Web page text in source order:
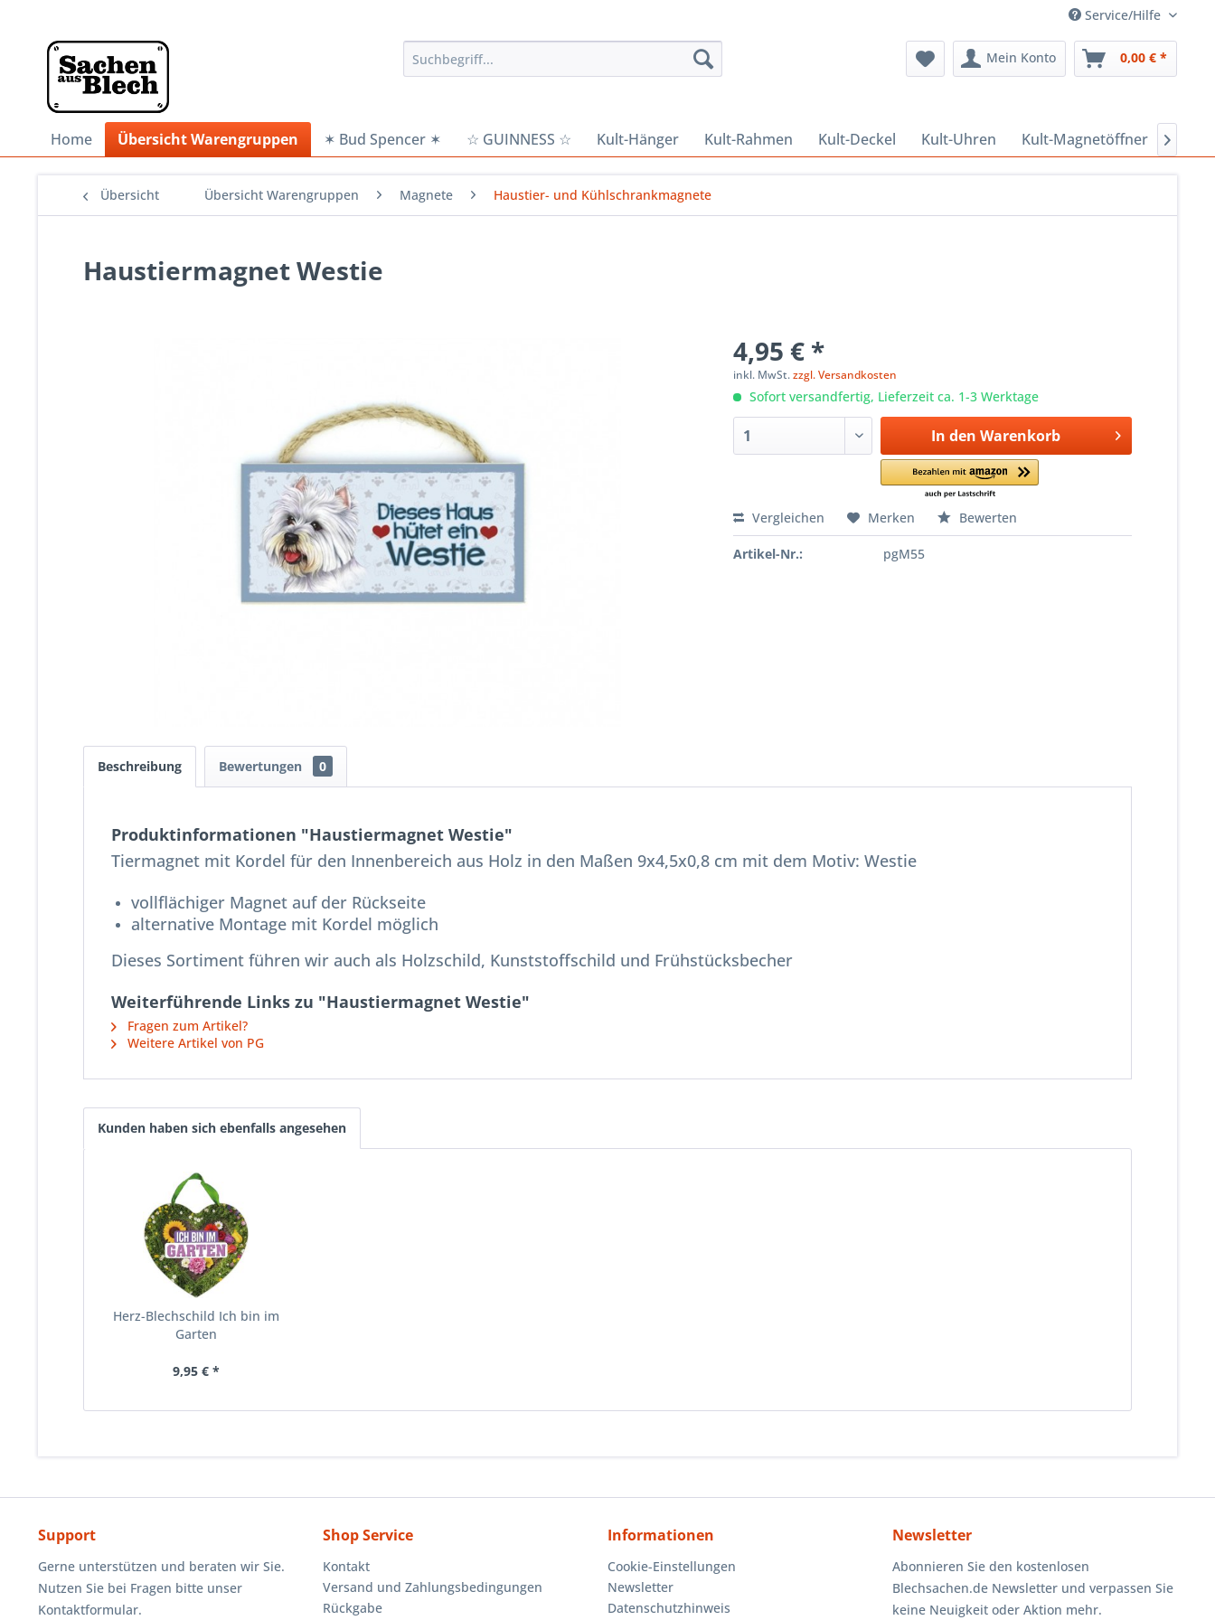
Service/Hilfe
Mein Konto 0,00 € *
Home Übersicht Warengruppen ✶ Bud Spencer ✶ ☆ GUINNESS ☆ Kult-Hänger Kult-Rahmen Kult-Deckel Kult-Uhren Kult-Magnetöffner 
Übersicht Übersicht Warengruppen Magnete Haustier- und Kühlschrankmagnete
Haustiermagnet Westie
4,95 € *
inkl. MwSt.zzgl. Versandkosten
Sofort versandfertig, Lieferzeit ca. 1-3 Werktage
In den Warenkorb
Vergleichen Merken Bewerten
Artikel-Nr.: pgM55
Beschreibung Bewertungen 0
Produktinformationen "Haustiermagnet Westie"
Tiermagnet mit Kordel für den Innenbereich aus Holz in den Maßen 9x4,5x0,8 cm mit dem Motiv: Westie
vollflächiger Magnet auf der Rückseite
alternative Montage mit Kordel möglich
Dieses Sortiment führen wir auch als Holzschild, Kunststoffschild und Frühstücksbecher
Weiterführende Links zu "Haustiermagnet Westie"
Fragen zum Artikel?
Weitere Artikel von PG
Kunden haben sich ebenfalls angesehen
Herz-Blechschild Ich bin im
Garten
9,95 € *
Support
Gerne unterstützen und beraten wir Sie.
Nutzen Sie bei Fragen bitte unser
Kontaktformular.
Shop Service
Kontakt
Versand und Zahlungsbedingungen
Rückgabe
Informationen
Cookie-Einstellungen
Newsletter
Datenschutzhinweis
Newsletter
Abonnieren Sie den kostenlosen
Blechsachen.de Newsletter und verpassen Sie
keine Neuigkeit oder Aktion mehr.